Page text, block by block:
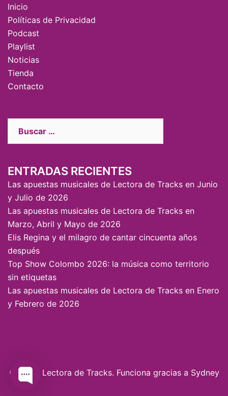
Inicio
Políticas de Privacidad
Podcast
Playlist
Noticias
Tienda
Contacto
ENTRADAS RECIENTES
Las apuestas musicales de Lectora de Tracks en Junio
y Julio de 2026
Las apuestas musicales de Lectora de Tracks en
Marzo, Abril y Mayo de 2026
Elis Regina y el milagro de cantar cincuenta años
después
Top Show Colombo 2026: la música como territorio
sin etiquetas
Las apuestas musicales de Lectora de Tracks en Enero
y Febrero de 2026
© 2026 Lectora de Tracks. Funciona gracias a Sydney